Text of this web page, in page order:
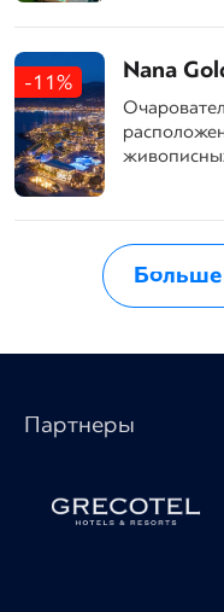
-11% Nana
Больше
Партнеры